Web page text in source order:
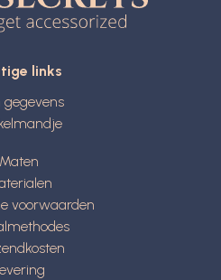
links
gegevens
Maten
voorwaarden